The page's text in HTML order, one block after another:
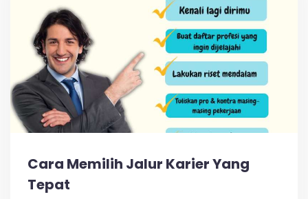
Cara Memilih Jalur Karier Yang
Tepat